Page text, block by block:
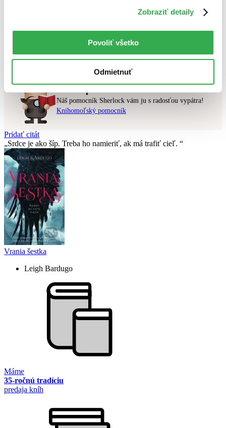
Zobraziť detaily
Povoliť všetko
Odmietnuť
vyhovujúci zadaným podmienkam.
Skúste prosím zmeniť vyhľadávaný výraz.
Náš pomocník Sherlock vám ju s radosťou vypátra!
Knihomoľský pomocník
Pridať citát
Srdce je ako šíp. Treba ho namieriť, ak má trafiť cieľ.
Vrania šestka
Leigh Bardugo
Máme
35-ročnú tradíciu
predaja kníh